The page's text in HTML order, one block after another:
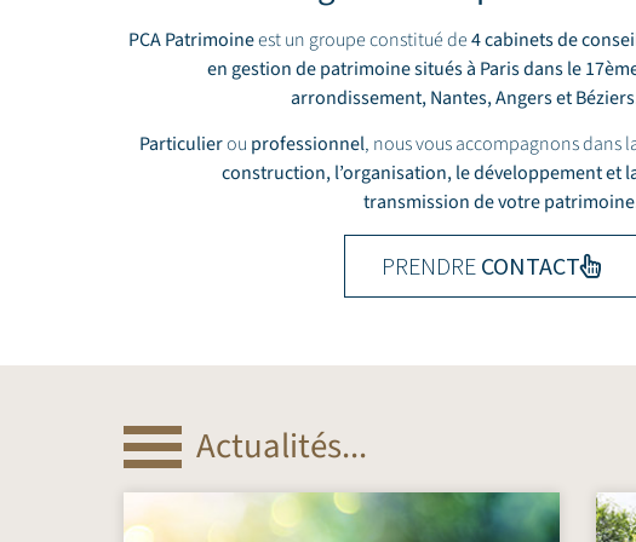
PCA Patrimoineest un groupe constitué de4 cabinets de
en gestion de patrimoine situés à Paris dans le
arrondissement,Nantes,AngersetBéziers
Particulierou professionnel, nous vous accompagnons dans
construction, l’organisation, le développement et
transmission de votre
PRENDRE CONTACT
Actualités...